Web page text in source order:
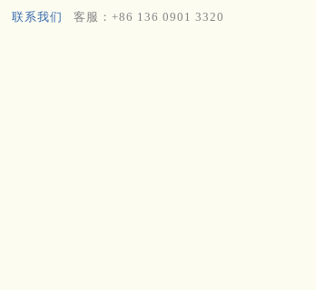
联系我们 客服：+86 136 0901 3320